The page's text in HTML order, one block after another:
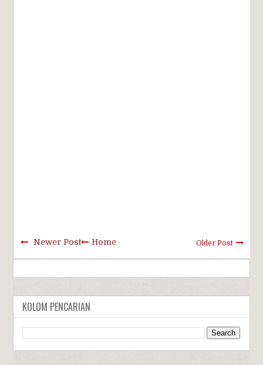
Newer Post Older Post
Home
KOLOM PENCARIAN